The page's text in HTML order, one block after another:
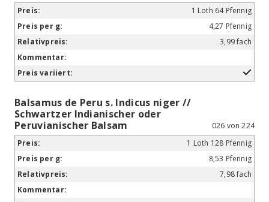
1 Loth 64 Pfennig
4,27 Pfennig
3,99 fach
Balsamus de Peru s. Indicus niger //
Schwartzer Indianischer oder
Peruvianischer Balsam
026 von 224
1 Loth 128 Pfennig
8,53 Pfennig
7,98 fach